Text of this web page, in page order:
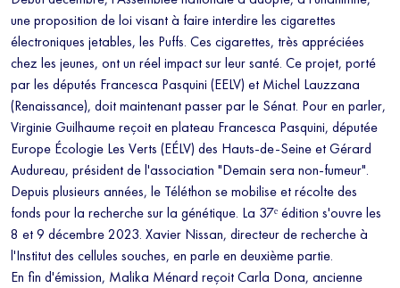
une proposition de loi visant à faire interdire les cigarettes
électroniques jetables, les Puffs. Ces cigarettes, très appréciées
chez les jeunes, ont un réel impact sur leur santé. Ce projet, porté
par les députés Francesca Pasquini (EELV) et Michel Lauzzana
(Renaissance), doit maintenant passer par le Sénat. Pour en parler,
Virginie Guilhaume reçoit en plateau Francesca Pasquini, députée
Europe Écologie Les Verts (EÉLV) des Hauts-de-Seine et Gérard
Audureau, président de l'association "Demain sera non-fumeur".
Depuis plusieurs années, le Téléthon se mobilise et récolte des
fonds pour la recherche sur la génétique. La 37ᵉ édition s'ouvre les
8 et 9 décembre 2023. Xavier Nissan, directeur de recherche à
l'Institut des cellules souches, en parle en deuxième partie.
En fin d'émission, Malika Ménard reçoit Carla Dona, ancienne
recevoir régulièrement notre newsletter par courrier électronique et vous
prenez connaissance de notre politique de confidentialité. Vous pouvez
à tout moment vous désabonner avec le bouton de désinscription qui
figure en bas de chaque mail reçu.